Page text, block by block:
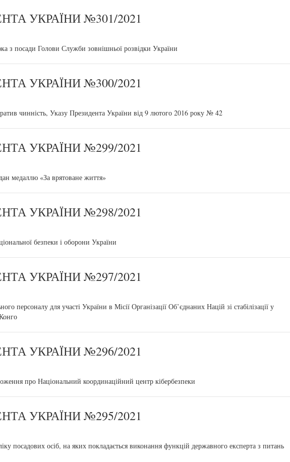
УКРАЇНИ №301/2021
з посади Голови Служби зовнішньої розвідки України
УКРАЇНИ №300/2021
чинність, Указу Президента України від 9 лютого 2016 року № 42
УКРАЇНИ №299/2021
медаллю «За врятоване життя»
УКРАЇНИ №298/2021
безпеки і оборони України
УКРАЇНИ №297/2021
персоналу для участі України в Місії Організації Об’єднаних Націй зі стабілізації у
УКРАЇНИ №296/2021
про Національний координаційний центр кібербезпеки
УКРАЇНИ №295/2021
посадових осіб, на яких покладається виконання функцій державного експерта з питань